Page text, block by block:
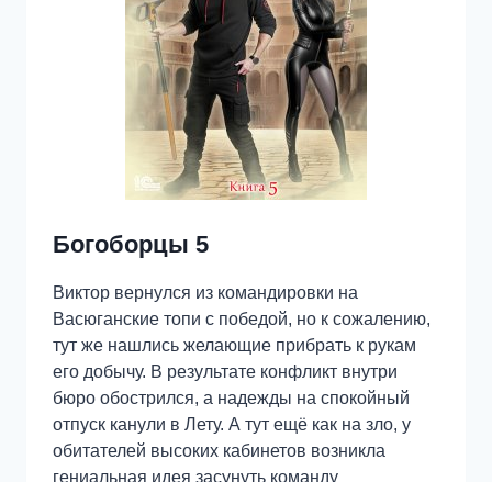
Богоборцы 5
Виктор вернулся из командировки на
Васюганские топи с победой, но к сожалению,
тут же нашлись желающие прибрать к рукам
его добычу. В результате конфликт внутри
бюро обострился, а надежды на спокойный
отпуск канули в Лету. А тут ещё как на зло, у
обитателей высоких кабинетов возникла
гениальная идея засунуть команду